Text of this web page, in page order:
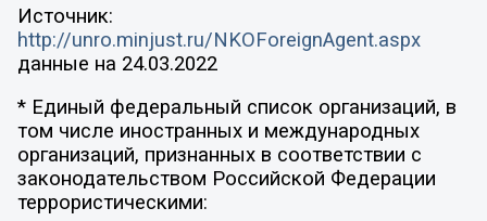
Источник:
http://unro.minjust.ru/NKOForeignAgent.aspx
данные на 24.03.2022
* Единый федеральный список организаций, в
том числе иностранных и международных
организаций, признанных в соответствии с
законодательством Российской Федерации
террористическими: